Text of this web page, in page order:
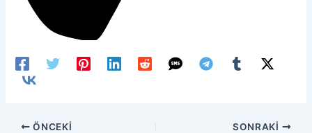
ÖNCEKI SONRAKI